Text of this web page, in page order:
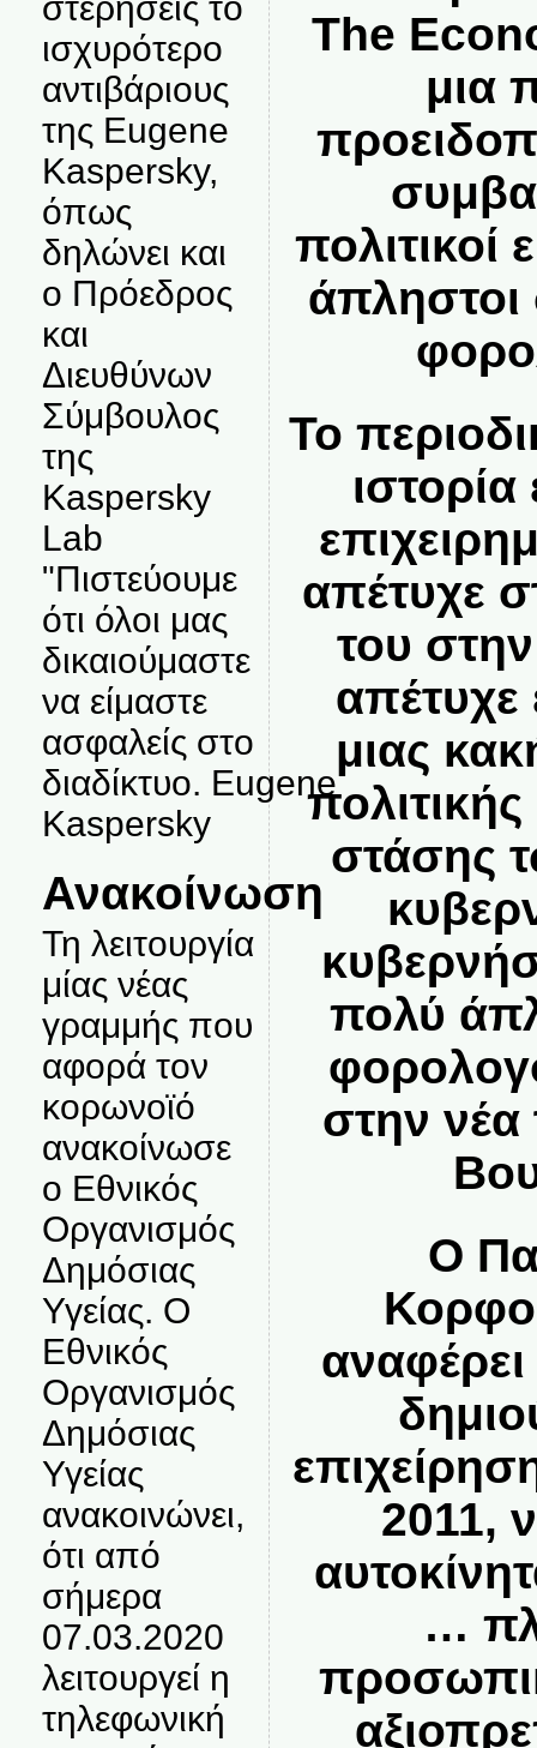
ισχυρότερο
αντιβάριους
της Eugene
Kaspersky,
όπως
δηλώνει και
ο Πρόεδρος
και
Διευθύνων
Σύμβουλος
της
Kaspersky
Lab
"Πιστεύουμε
ότι όλοι μας
δικαιούμαστε
να είμαστε
ασφαλείς στο
διαδίκτυο. Eugene
Kaspersky
Ανακοίνωση
Τη λειτουργία
μίας νέας
γραμμής που
αφορά τον
κορωνοϊό
ανακοίνωσε
ο Εθνικός
Οργανισμός
Δημόσιας
Υγείας. Ο
Εθνικός
Οργανισμός
Δημόσιας
Υγείας
ανακοινώνει,
ότι από
σήμερα
07.03.2020
λειτουργεί η
τηλεφωνική
The
μια
πολιτικοί
άπληστοι
Το
απέτυχε
του
απέτυχε
μιας
στάσης
πολύ
στην νέα
Ο
2011,
…